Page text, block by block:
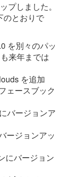
プしました。
のとおりで
を別々のパッ
来年までは
を追加
ェースブック
バージョンア
ージョンアッ
にバージョン